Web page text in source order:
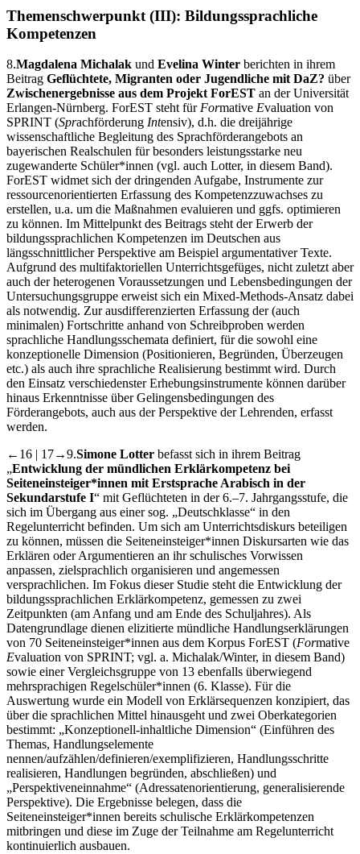
Themenschwerpunkt (III): Bildungssprachliche
Kompetenzen
8.Magdalena Michalak und Evelina Winter berichten in ihrem
Beitrag Geflüchtete, Migranten oder Jugendliche mit DaZ? über
Zwischenergebnisse aus dem Projekt ForEST an der Universität
Erlangen-Nürnberg. ForEST steht für Formative Evaluation von
SPRINT (Sprachförderung Intensiv), d.h. die dreijährige
wissenschaftliche Begleitung des Sprachförderangebots an
bayerischen Realschulen für besonders leistungsstarke neu
zugewanderte Schüler*innen (vgl. auch Lotter, in diesem Band).
ForEST widmet sich der dringenden Aufgabe, Instrumente zur
ressourcenorientierten Erfassung des Kompetenzzuwachses zu
erstellen, u.a. um die Maßnahmen evaluieren und ggfs. optimieren
zu können. Im Mittelpunkt des Beitrags steht der Erwerb der
bildungssprachlichen Kompetenzen im Deutschen aus
längsschnittlicher Perspektive am Beispiel argumentativer Texte.
Aufgrund des multifaktoriellen Unterrichtsgefüges, nicht zuletzt aber
auch der heterogenen Voraussetzungen und Lebensbedingungen der
Untersuchungsgruppe erweist sich ein Mixed-Methods-Ansatz dabei
als notwendig. Zur ausdifferenzierten Erfassung der (auch
minimalen) Fortschritte anhand von Schreibproben werden
sprachliche Handlungsschemata definiert, für die sowohl eine
konzeptionelle Dimension (Positionieren, Begründen, Überzeugen
etc.) als auch ihre sprachliche Realisierung bestimmt wird. Durch
den Einsatz verschiedenster Erhebungsinstrumente können darüber
hinaus Erkenntnisse über Gelingensbedingungen des
Förderangebots, auch aus der Perspektive der Lehrenden, erfasst
werden.
←16 | 17→9.Simone Lotter befasst sich in ihrem Beitrag
„Entwicklung der mündlichen Erklärkompetenz bei
Seiteneinsteiger*innen mit Erstsprache Arabisch in der
Sekundarstufe I“ mit Geflüchteten in der 6.–7. Jahrgangsstufe, die
sich im Übergang aus einer sog. „Deutschklasse“ in den
Regelunterricht befinden. Um sich am Unterrichtsdiskurs beteiligen
zu können, müssen die Seiteneinsteiger*innen Diskursarten wie das
Erklären oder Argumentieren an ihr schulisches Vorwissen
anpassen, zielsprachlich organisieren und angemessen
versprachlichen. Im Fokus dieser Studie steht die Entwicklung der
bildungssprachlichen Erklärkompetenz, gemessen zu zwei
Zeitpunkten (am Anfang und am Ende des Schuljahres). Als
Datengrundlage dienen elizitierte mündliche Handlungserklärungen
von 70 Seiteneinsteiger*innen aus dem Korpus ForEST (Formative
Evaluation von SPRINT; vgl. a. Michalak/Winter, in diesem Band)
sowie einer Vergleichsgruppe von 13 ebenfalls überwiegend
mehrsprachigen Regelschüler*innen (6. Klasse). Für die
Auswertung wurde ein Modell von Erklärsequenzen konzipiert, das
über die sprachlichen Mittel hinausgeht und zwei Oberkategorien
bestimmt: „Konzeptionell-inhaltliche Dimension“ (Einführen des
Themas, Handlungselemente
nennen/aufzählen/definieren/exemplifizieren, Handlungsschritte
realisieren, Handlungen begründen, abschließen) und
„Perspektiveneinnahme“ (Adressatenorientierung, generalisierende
Perspektive). Die Ergebnisse belegen, dass die
Seiteneinsteiger*innen bereits schulische Erklärkompetenzen
mitbringen und diese im Zuge der Teilnahme am Regelunterricht
kontinuierlich ausbauen.